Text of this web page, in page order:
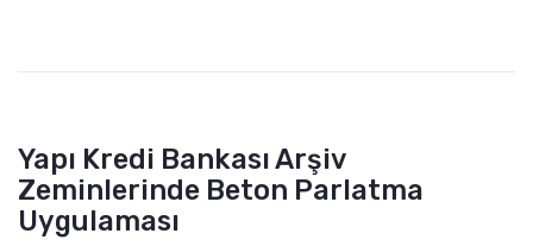
Yapı Kredi Bankası Arşiv
Zeminlerinde Beton Parlatma
Uygulaması